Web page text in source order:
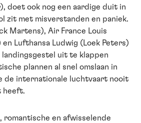
doet ook nog een aardige duit in
zit met misverstanden en paniek.
Martens), Air France Louis
en Lufthansa Ludwig (Loek Peters)
uit te klappen
plannen al snel omslaan in
de internationale luchtvaart nooit
heeft.
romantische en afwisselende